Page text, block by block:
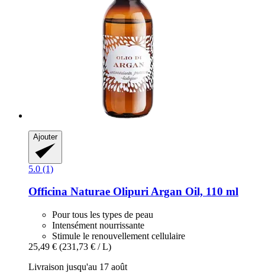
Ajouter
5.0 (1)
Officina Naturae Olipuri Argan Oil, 110 ml
Pour tous les types de peau
Intensément nourrissante
Stimule le renouvellement cellulaire
25,49 € (231,73 € / L)
Livraison jusqu'au 17 août